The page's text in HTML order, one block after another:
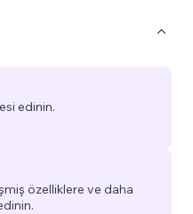
edinin.
özelliklere ve daha